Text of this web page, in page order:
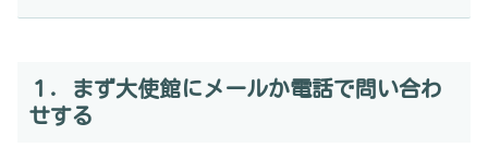
１．まず大使館にメールか電話で問い合わ
せする